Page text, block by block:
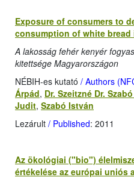
Exposure of consumers to
consumption of white bread
A lakosság fehér kenyér
kitettsége Magyarországon
NÉBIH-es kutató / Authors
Árpád, Dr. Szeitzné Dr.
Judit, Szabó István
Lezárult / Published: 2011
Az ökológiai ("bio")
értékelése az európai uniós